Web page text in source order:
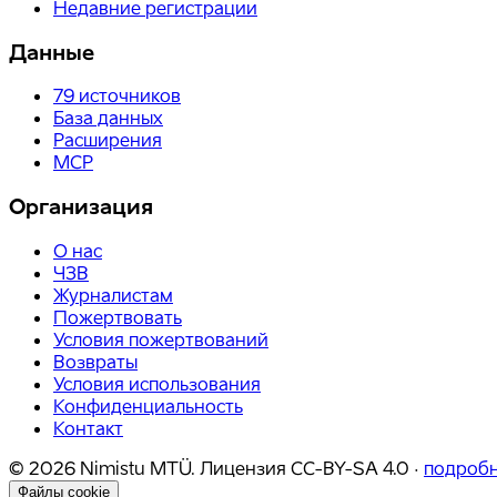
Недавние регистрации
Данные
79 источников
База данных
Расширения
MCP
Организация
О нас
ЧЗВ
Журналистам
Пожертвовать
Условия пожертвований
Возвраты
Условия использования
Конфиденциальность
Контакт
© 2026 Nimistu MTÜ. Лицензия CC-BY-SA 4.0 ·
Файлы cookie